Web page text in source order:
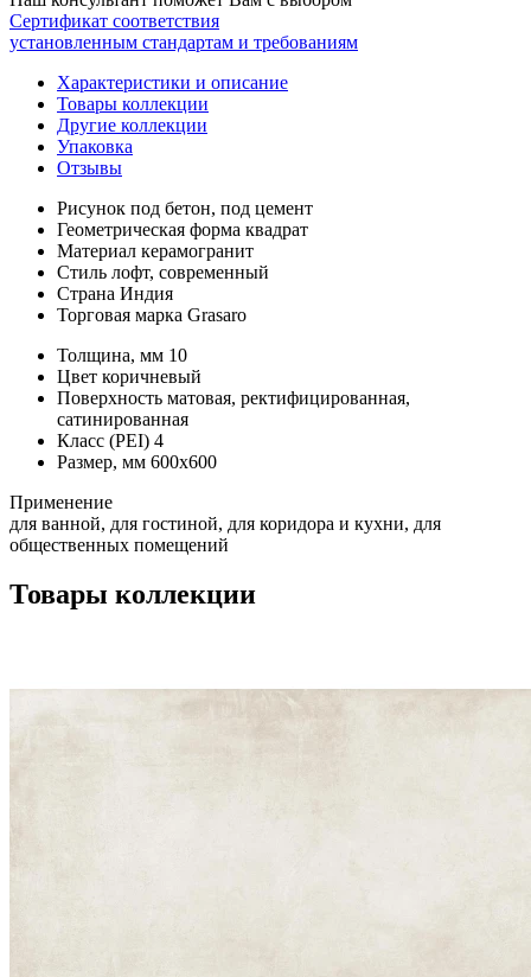
Сертификат соответствия
установленным стандартам и требованиям
Характеристики и описание
Товары коллекции
Другие коллекции
Упаковка
Отзывы
Рисунок под бетон, под цемент
Геометрическая форма квадрат
Материал керамогранит
Стиль лофт, современный
Страна Индия
Торговая марка Grasaro
Толщина, мм 10
Цвет коричневый
Поверхность матовая, ректифицированная,
сатинированная
Класс (PEI) 4
Размер, мм 600x600
Применение
для ванной, для гостиной, для коридора и кухни, для
общественных помещений
Товары коллекции